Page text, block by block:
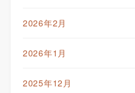
2026年2月
2026年1月
2025年12月